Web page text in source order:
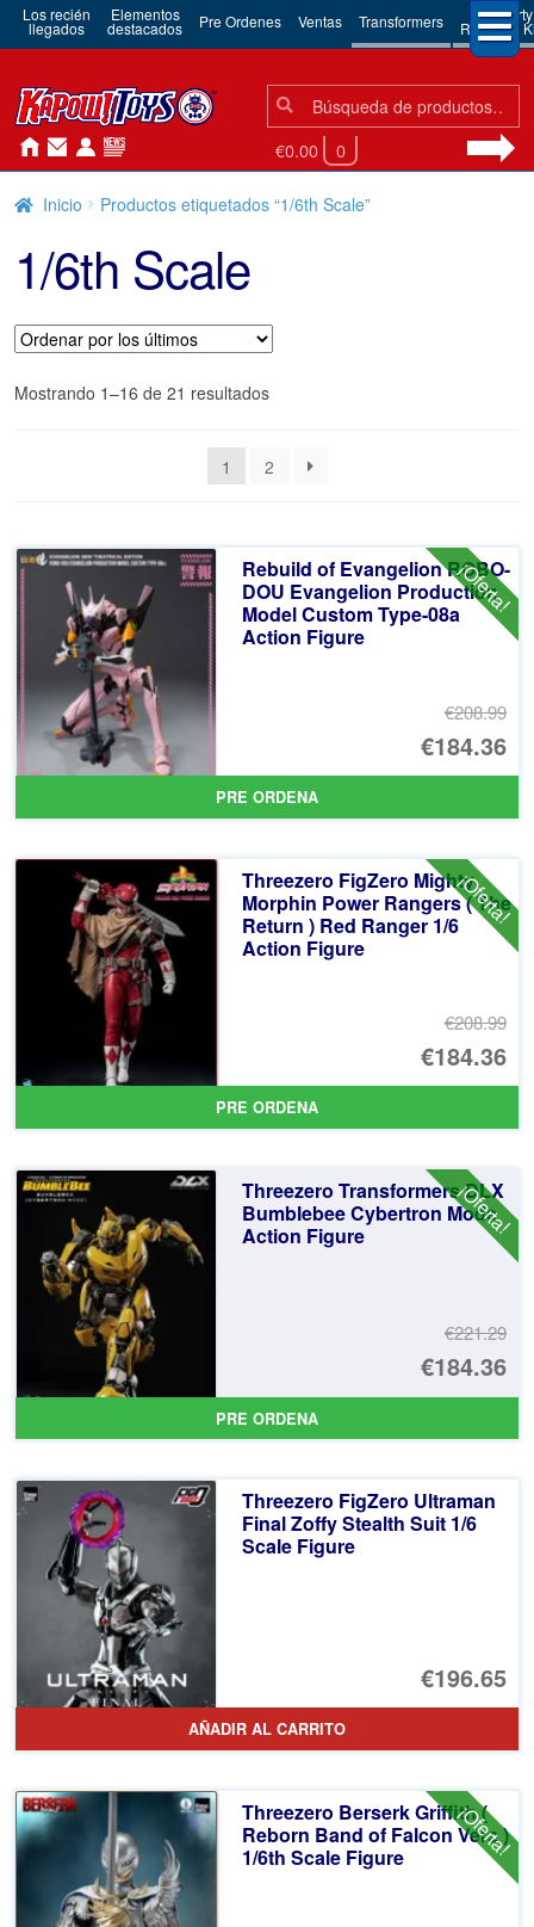
Los recién
llegados
Elementos
destacados Pre Ordenes Ventas Transformers 3rd Party
Robots &
Búsqueda:
Búsqueda
€0.00 0
Inicio Productos etiquetados “1/6th Scale”
1/6th Scale
Mostrando 1–16 de 21 resultadosOrdenado
últimos
1 2
¡Oferta!
Rebuild of Evangelion ROBO-
DOU Evangelion Production
Model Custom Type-08a
Action Figure
€208.99
El
€184.36
El
PRE ORDENA
¡Oferta!
Threezero FigZero Mighty
Morphin Power Rangers ( The
Return ) Red Ranger 1/6
Action Figure
€208.99
El
€184.36
El
PRE ORDENA
¡Oferta!
Threezero Transformers DLX
Bumblebee Cybertron Mode
Action Figure
€221.29
El
€184.36
El
PRE ORDENA
Threezero FigZero Ultraman
Final Zoffy Stealth Suit 1/6
Scale Figure
€196.65
AÑADIR AL CARRITO
¡Oferta!
Threezero Berserk Griffith (
Reborn Band of Falcon Vers )
1/6th Scale Figure